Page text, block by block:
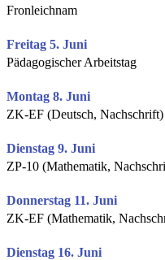
Fronleichnam
Freitag 5. Juni
Pädagogischer Arbeitstag
Montag 8. Juni
ZK-EF (Deutsch, Nachschrift)
Dienstag 9. Juni
ZP-10 (Mathematik,
Donnerstag 11. Juni
ZK-EF (Mathematik,
Dienstag 16. Juni